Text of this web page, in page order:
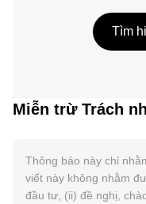
Tìm
Miễn trừ Trách
Thông báo này chỉ
viết này không nhằm
đầu tư, (ii) đề nghị,